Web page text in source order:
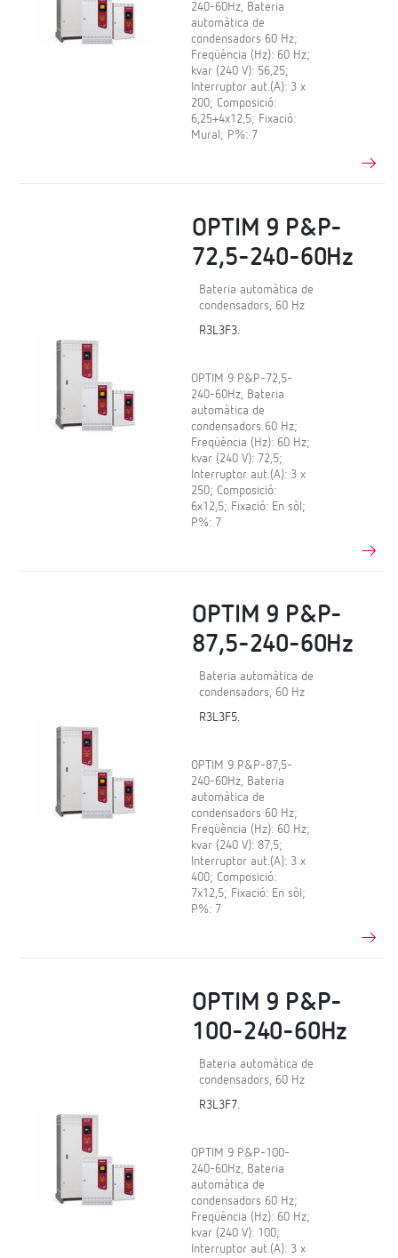
240-60Hz, Bateria
automàtica de
condensadors 60 Hz;
Freqüència (Hz): 60 Hz;
kvar (240 V): 56,25;
Interruptor aut.(A): 3 x
200; Composició:
6,25+4x12,5; Fixació:
Mural; P%: 7
OPTIM 9 P&P-
72,5-240-60Hz
Bateria automàtica de
condensadors, 60 Hz
R3L3F3.
OPTIM 9 P&P-72,5-
240-60Hz, Bateria
automàtica de
condensadors 60 Hz;
Freqüència (Hz): 60 Hz;
kvar (240 V): 72,5;
Interruptor aut.(A): 3 x
250; Composició:
6x12,5; Fixació: En sòl;
P%: 7
OPTIM 9 P&P-
87,5-240-60Hz
Bateria automàtica de
condensadors, 60 Hz
R3L3F5.
OPTIM 9 P&P-87,5-
240-60Hz, Bateria
automàtica de
condensadors 60 Hz;
Freqüència (Hz): 60 Hz;
kvar (240 V): 87,5;
Interruptor aut.(A): 3 x
400; Composició:
7x12,5; Fixació: En sòl;
P%: 7
OPTIM 9 P&P-
100-240-60Hz
Bateria automàtica de
condensadors, 60 Hz
R3L3F7.
OPTIM 9 P&P-100-
240-60Hz, Bateria
automàtica de
condensadors 60 Hz;
Freqüència (Hz): 60 Hz;
kvar (240 V): 100;
Interruptor aut.(A): 3 x